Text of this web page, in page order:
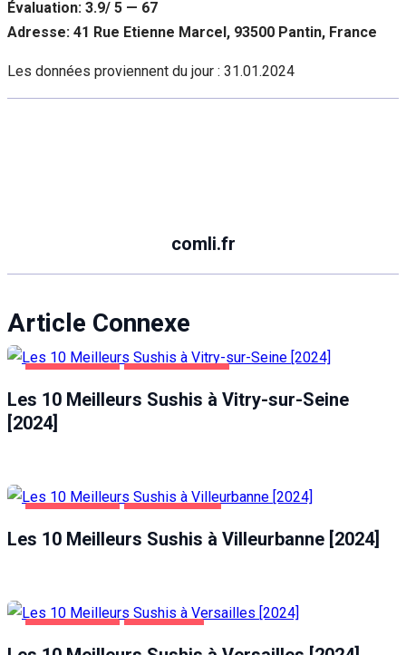
Évaluation: 3.9/ 5 — 67
Adresse: 41 Rue Etienne Marcel, 93500 Pantin, France
Les données proviennent du jour : 31.01.2024
comli.fr
Article Connexe
Les 10 Meilleurs Sushis à Vitry-sur-Seine
[2024]
Les 10 Meilleurs Sushis à Villeurbanne [2024]